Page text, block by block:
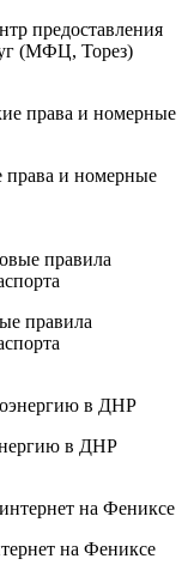
предоставления
(МФЦ, Торез)
права и номерные
правила
в ДНР
на Фениксе